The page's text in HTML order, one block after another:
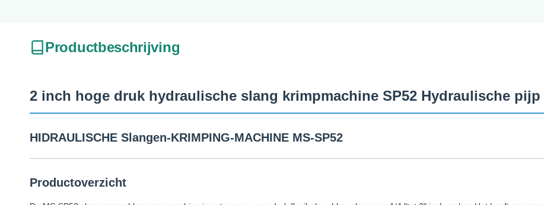
Productbeschrijving
2 inch hoge druk hydraulische slang krimpmachine SP52 Hydraulische
HIDRAULISCHE Slangen-KRIMPING-MACHINE MS-SP52
Productoverzicht